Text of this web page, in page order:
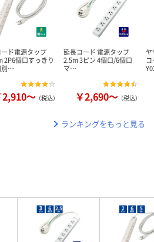
ド電源タップ
2P6個口すっきり
別…
2,910～ （税込）
延長コード 電源タップ
2.5m 3ピン 4個口/6個口
マ…
￥2,690～ （税込）
ヤ
ランキングをもっと見る